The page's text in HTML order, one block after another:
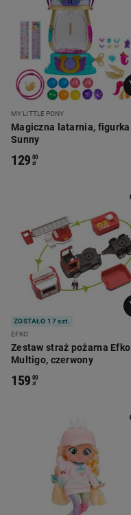
MY LITTLE PONY
Magiczna latarnia, figurka
Sunny
129 00
zł
ZOSTAŁO 17 szt.
EFKO
Zestaw straż pożarna Efko
Multigo, czerwony
159 00
zł